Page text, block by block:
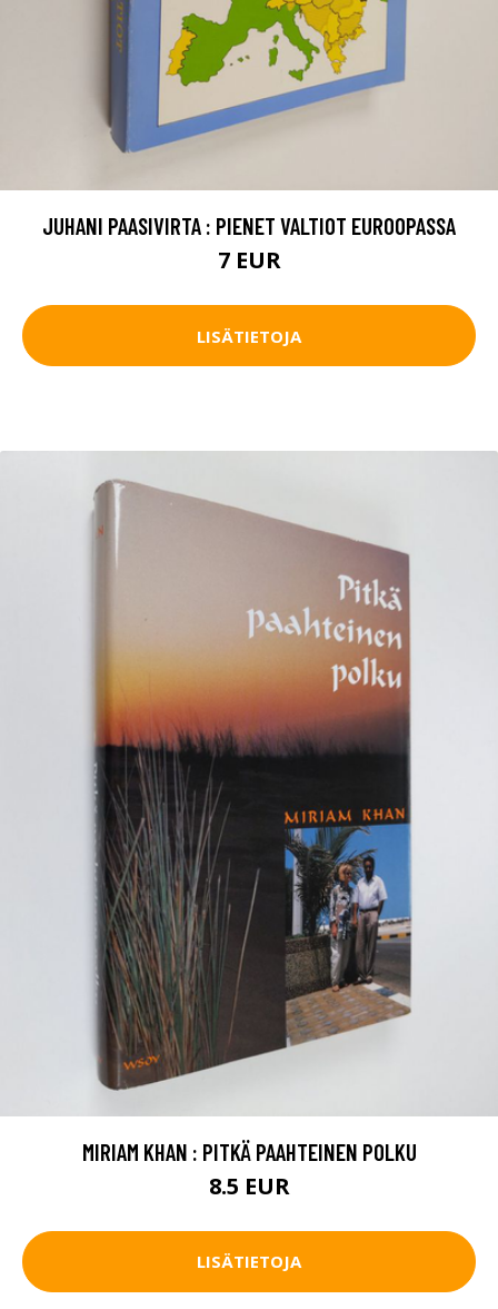
JUHANI PAASIVIRTA : PIENET VALTIOT EUROOPASSA
7 EUR
LISÄTIETOJA
MIRIAM KHAN : PITKÄ PAAHTEINEN POLKU
8.5 EUR
LISÄTIETOJA